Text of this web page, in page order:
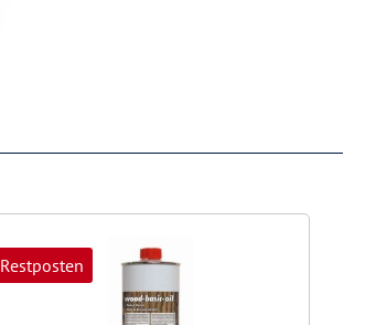
Restposten